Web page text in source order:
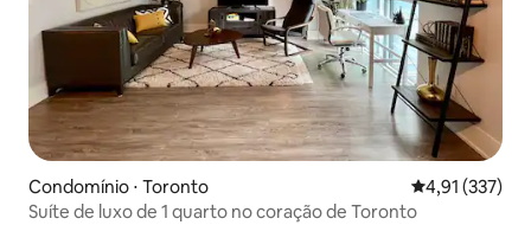
Condomínio ⋅ Toronto 4,91 de uma
4,91 (337)
Suíte de luxo de 1 quarto no coração de Toronto